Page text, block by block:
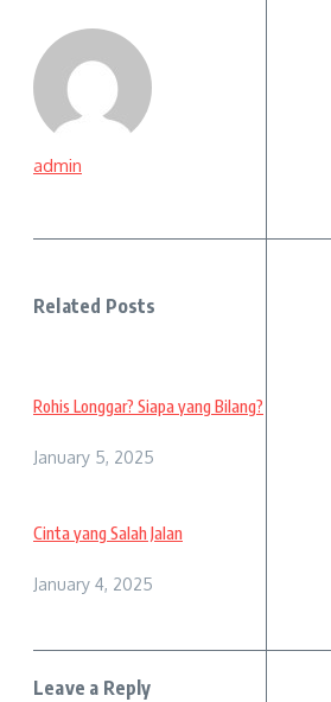
admin
Related Posts
Rohis Longgar? Siapa yang Bilang?
January 5, 2025
Cinta yang Salah Jalan
January 4, 2025
Leave a Reply